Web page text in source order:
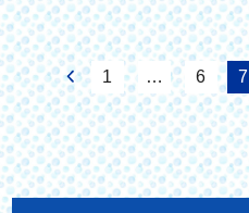
1 … 6 7